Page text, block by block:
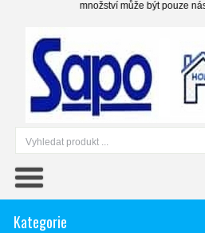
množství může být pouze
Kategorie